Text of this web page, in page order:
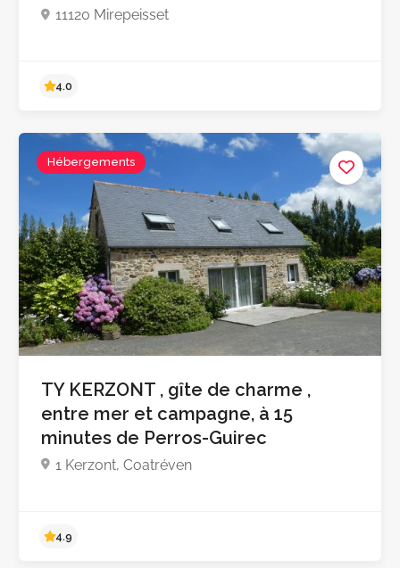
11120 Mirepeisset
Hébergements
TY KERZONT , gîte de charme ,
entre mer et campagne, à 15
minutes de Perros-Guirec
1 Kerzont, Coatréven